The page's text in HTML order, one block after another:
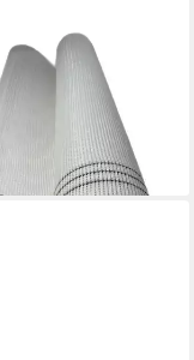
VaGo
50m²
165g/m² Weiß
qm)
- in 6-8 Werktagen bei dir